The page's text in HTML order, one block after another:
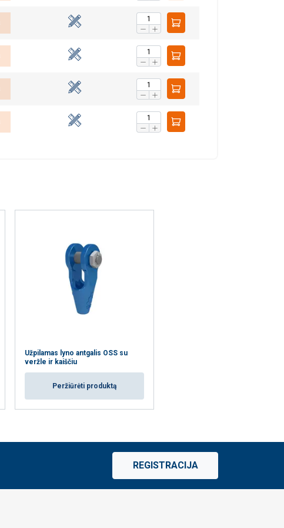
Užpilamas lyno antgalis OSS su
veržle ir kaiščiu
Peržiūrėti produktą
REGISTRACIJA